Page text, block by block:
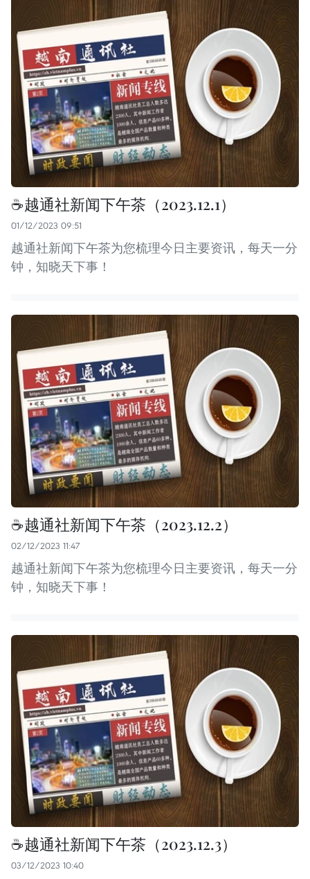
☕️越通社新闻下午茶（2023.12.1）
01/12/2023 09:51
越通社新闻下午茶为您梳理今日主要资讯，每天一分
钟，知晓天下事！
☕️越通社新闻下午茶（2023.12.2）
02/12/2023 11:47
越通社新闻下午茶为您梳理今日主要资讯，每天一分
钟，知晓天下事！
☕️越通社新闻下午茶（2023.12.3）
03/12/2023 10:40